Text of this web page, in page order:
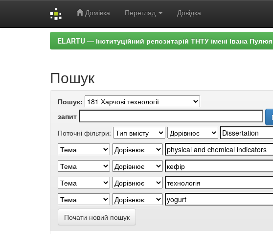
Домівка Перегляд Довідка
ELARTU — Інституційний репозитарій ТНТУ імені Івана Пулюя
Пошук
Пошук:
запит
Поточні фільтри:
Почати новий пошук